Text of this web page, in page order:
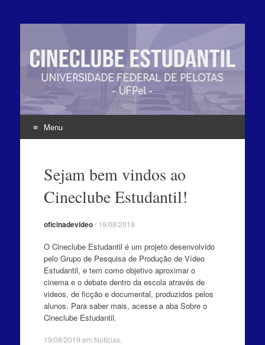
Menu
Sejam bem vindos ao
Cineclube Estudantil!
oficinadevideo/ 19/08/2019
O Cineclube Estudantil é um projeto desenvolvido
pelo Grupo de Pesquisa de Produção de Vídeo
Estudantil, e tem como objetivo aproximar o
cinema e o debate dentro da escola através de
videos, de ficção e documental, produzidos pelos
alunos. Para saber mais, acesse a aba Sobre o
Cineclube Estudantil.
19/08/2019 em Notícias.